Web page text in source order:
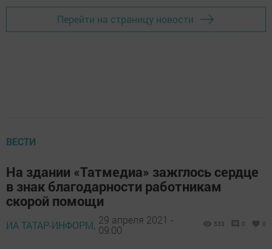
Перейти на страницу новости
ВЕСТИ
На здании «Татмедиа» зажглось сердце
в знак благодарности работникам
скорой помощи
ИА ТАТАР-ИНФОРМ, 29 апреля 2021 -
09:00
533 0 0